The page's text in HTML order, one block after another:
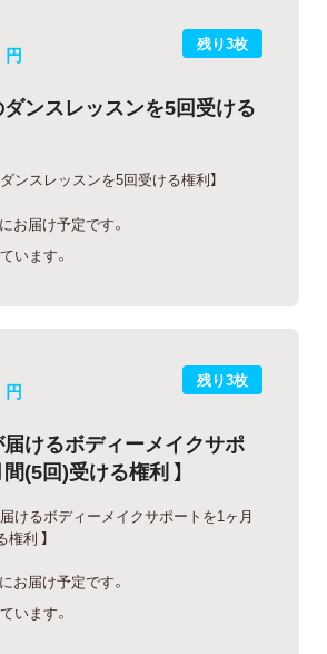
残り3枚
円
ダンスレッスンを5回受ける
ンスレッスンを5回受ける権利】
お届け予定です。
います。
残り3枚
円
届けるボディーメイクサポ
(5回)受ける権利 】
届けるボディーメイクサポートを1ヶ月
利 】
お届け予定です。
います。